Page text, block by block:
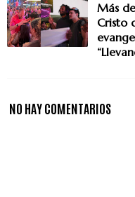
Más
Cristo
NO HAY COMENTARIOS